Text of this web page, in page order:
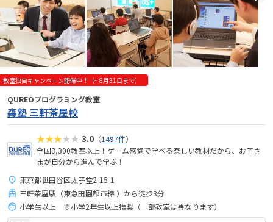
教室独自キャンペーン開催中！（~ 8月31日まで）
QUREOプログラミング教室
森塾 三軒茶屋校
★★★★★ 3.0 （1497件）
全国3,300教室以上！ゲーム感覚で学べる楽しい教材だから、お子さ
まが自分から進んで学ぶ！
東京都世田谷区太子堂2-15-1
三軒茶屋駅（東急田園都市線 ）から徒歩3分
小学生以上 ※小学2年生以上推奨（一部教室は異なります）